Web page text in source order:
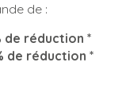
de :
de réduction *
de réduction *